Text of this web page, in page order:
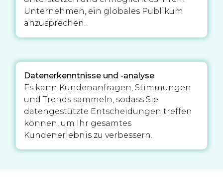
Unternehmen, ein globales Publikum
anzusprechen.
Datenerkenntnisse und -analyse
Es kann Kundenanfragen, Stimmungen
und Trends sammeln, sodass Sie
datengestützte Entscheidungen treffen
können, um Ihr gesamtes
Kundenerlebnis zu verbessern.